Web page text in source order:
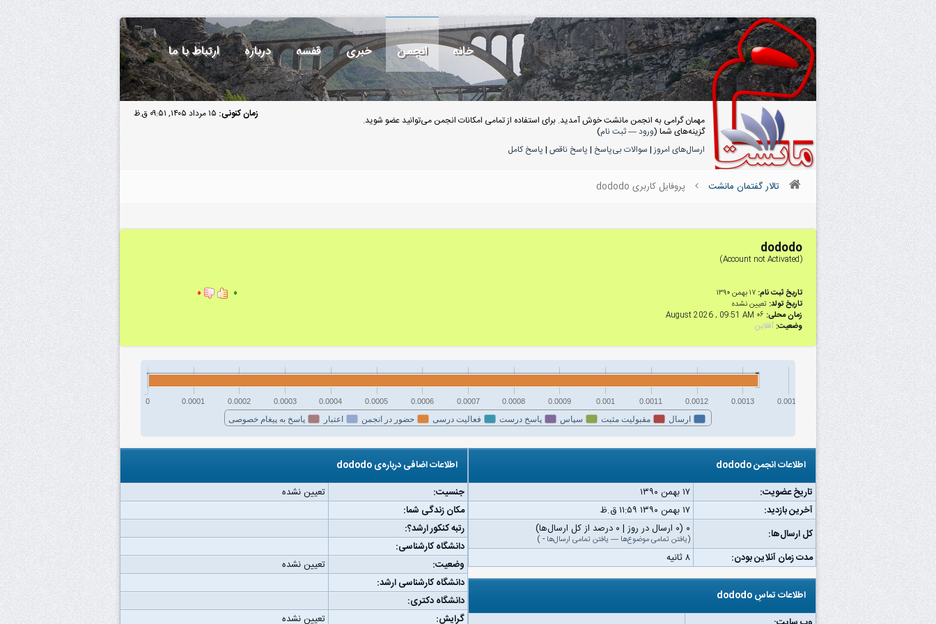
خانه انجمن خبری قفسه درباره ارتباط با ما
زمان کنونی: ۱۵ مرداد ۱۴۰۵, ۰۹:۵۱ ق.ظ
مهمان گرامی به انجمن مانشت خوش آمدید. برای استفاده از تمامی امکانات انجمن می‌توانید عضو شوید.
گزینه‌های شما (ورود—ثبت نام)
ارسال‌های امروز| سوالات بی‌پاسخ | پاسخ ناقص | پاسخ کامل
تالار گفتمان مانشت پروفایل کاربری dododo
dododo
(Account not Activated)
تاریخ ثبت نام: ۱۷ بهمن ۱۳۹۰
تاریخ تولد: تعیین نشده
زمان محلی: ۰۶ August 2026 , 09:51 AM
وضعیت: آفلاین
۰ ۰
ارسال مقبولیت مثبت سپاس پاسخ درست فعالیت درسی حضور در انجمن اعتبار پاسخ به پیغام خصوصی
0 0.0001 0.0002 0.0003 0.0004 0.0005 0.0006 0.0007 0.0008 0.0009 0.001 0.0011 0.0012 0.0013 0.0014
اطلاعات انجمن dododo
تاریخ عضویت:
۱۷ بهمن ۱۳۹۰
آخرین بازدید:
۱۷ بهمن ۱۳۹۰ ۱۱:۵۹ ق.ظ
کل ارسال‌ها:
۰ (۰ ارسال در روز | ۰ درصد از کل ارسال‌ها)
(یافتن تمامی موضوع‌ها — یافتن تمامی ارسال‌ها -
)
مدت زمان آنلاین بودن: ۸ ثانیه
اطلاعات تماسِ dododo
اطلاعات اضافی درباره‌ی dododo
جنسیت:
تعیین نشده
مکان زندگی شما:
رتبه کنکور ارشد؟:
دانشگاه کارشناسی:
وضعیت:
تعیین نشده
دانشگاه کارشناسی ارشد:
دانشگاه دکتری:
گرایش:
تعیین نشده